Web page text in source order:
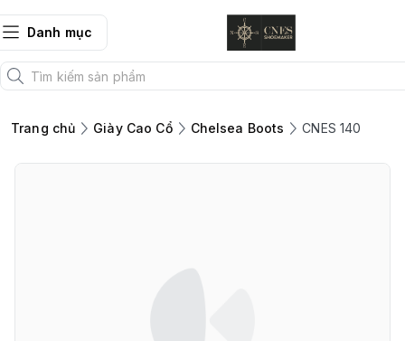
Danh mục
Trang chủ Giày Cao Cổ Chelsea Boots CNES 140